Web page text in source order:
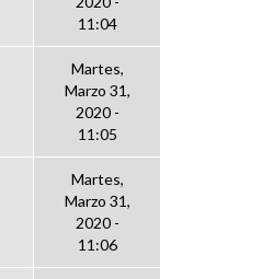
11:04
Martes,
Marzo 31,
2020 -
11:05
Martes,
Marzo 31,
2020 -
11:06